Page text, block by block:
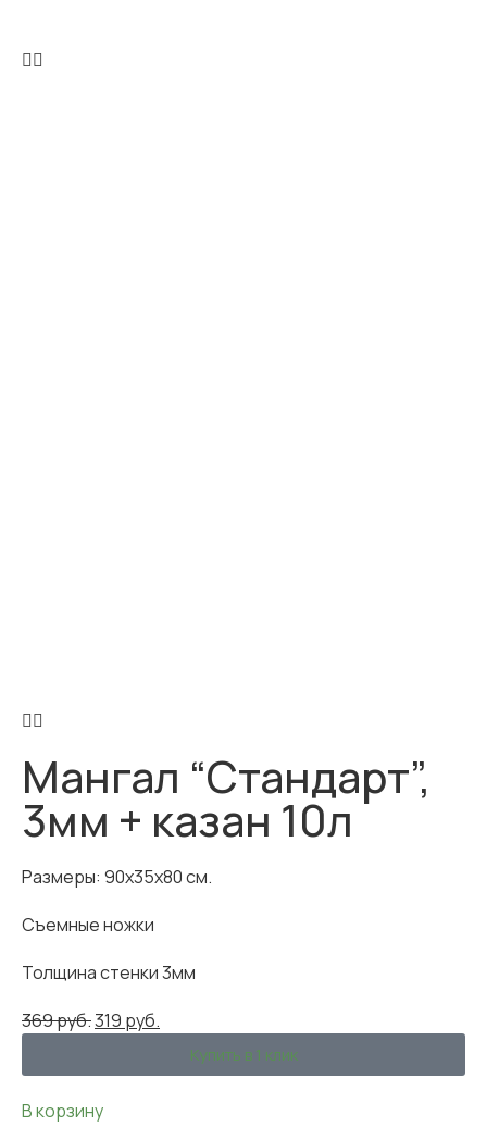
Мангал “Стандарт”,
3мм + казан 10л
Размеры: 90x35x80 см.
Cъемные ножки
Толщина стенки 3мм
369руб.319 руб.
Купить в 1 клик
В корзину